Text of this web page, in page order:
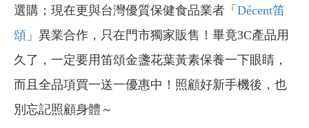
選購；現在更與台灣優質保健食品業者「 Décent笛
頌 」異業合作，只在門市獨家販售！畢竟3C產品用
久了，一定要用笛頌金盞花葉黃素保養一下眼睛，
而且全品項買一送一優惠中！照顧好新手機後，也
別忘記照顧身體～